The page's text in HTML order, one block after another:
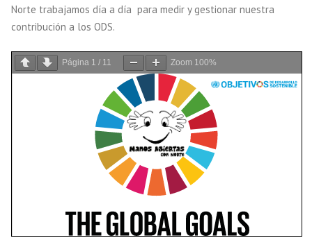
Norte trabajamos día a día para medir y gestionar nuestra
contribución a los ODS.
Página 1 / 11 Zoom 100%